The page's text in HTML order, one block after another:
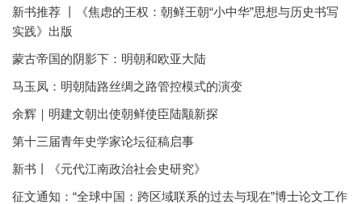
新书推荐 丨《焦虑的王权：朝鲜王朝“小中华”思想与历史书写
实践》出版
蒙古帝国的阴影下：明朝和欧亚大陆
马玉凤：明朝陆路丝绸之路管控模式的演变
余辉｜明建文朝出使朝鲜使臣陆颙新探
第十三届青年史学家论坛征稿启事
新书丨《元代江南政治社会史研究》
征文通知：“全球中国：跨区域联系的过去与现在”博士论文工作